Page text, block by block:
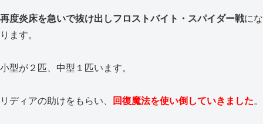
再度炎床を急いで抜け出しフロストバイト・スパイダー戦にな
ります。
小型が２匹、中型１匹います。
リディアの助けをもらい、 回復魔法を使い倒していきました。